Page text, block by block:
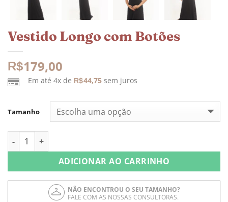
Vestido Longo com Botões
R$179,00
Em até 4x de R$44,75 sem juros
Tamanho
Vestido Longo com Botões quantidade
ADICIONAR AO CARRINHO
NÃO ENCONTROU O SEU TAMANHO?
FALE COM AS NOSSAS CONSULTORAS.